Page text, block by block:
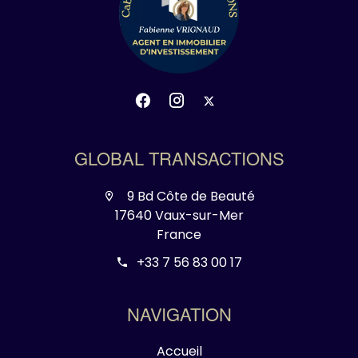
GLOBAL TRANSACTIONS
9 Bd Côte de Beauté
17640 Vaux-sur-Mer
France
+33 7 56 83 00 17
NAVIGATION
Accueil